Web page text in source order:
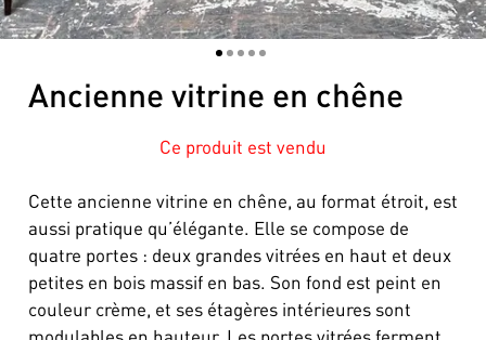
12345
Ancienne vitrine en chêne
Ce produit est vendu
Cette ancienne vitrine en chêne, au format étroit, est
aussi pratique qu’élégante. Elle se compose de
quatre portes : deux grandes vitrées en haut et deux
petites en bois massif en bas. Son fond est peint en
couleur crème, et ses étagères intérieures sont